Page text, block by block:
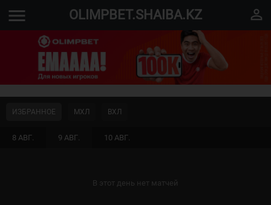
menu OLIMPBET.SHAIBA.KZ perm_identity
8 АВГ. 9 АВГ. 10 АВГ.
ИЗБРАННОЕ МХЛ ВХЛ
В этот день нет матчей